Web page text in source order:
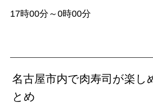
17時00分～0時00分
名古屋市内で肉寿司が楽し
とめ